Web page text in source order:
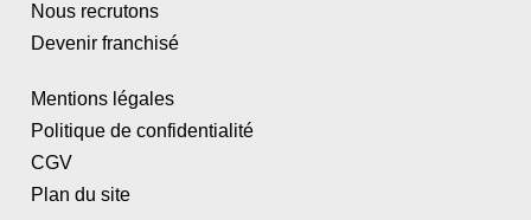
Nous recrutons
Devenir franchisé
Mentions légales
Politique de confidentialité
CGV
Plan du site